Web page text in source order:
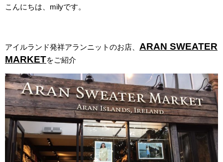
こんにちは、milyです。
アイルランド発祥アランニットのお店、 ARAN SWEATER
MARKETをご紹介